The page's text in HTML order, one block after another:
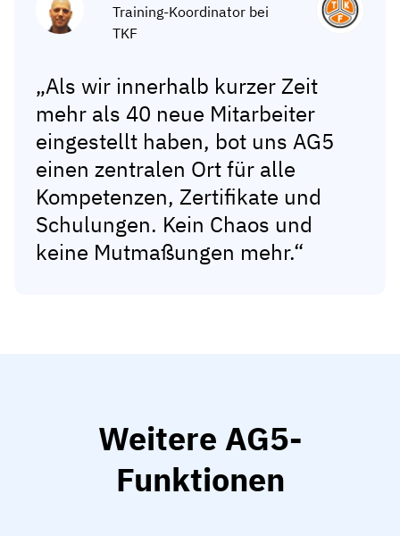
Training-Koordinator bei
TKF
„Als wir innerhalb kurzer Zeit
mehr als 40 neue Mitarbeiter
eingestellt haben, bot uns AG5
einen zentralen Ort für alle
Kompetenzen, Zertifikate und
Schulungen. Kein Chaos und
keine Mutmaßungen mehr.“
Weitere AG5-
Funktionen